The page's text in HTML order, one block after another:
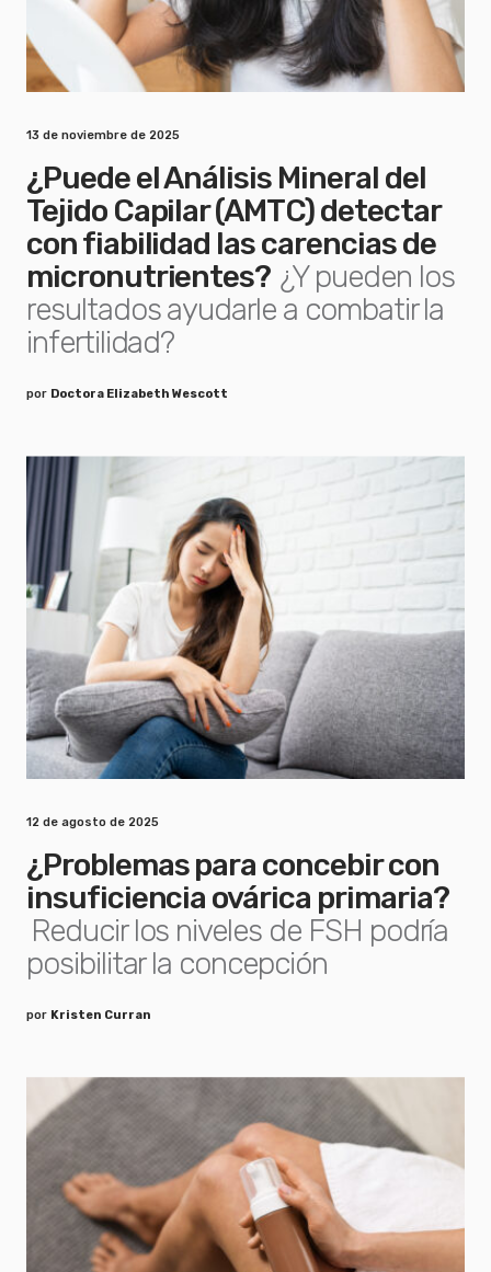
13 de noviembre de 2025
¿Puede el Análisis Mineral del
Tejido Capilar (AMTC) detectar
con fiabilidad las carencias de
micronutrientes? ¿Y pueden los
resultados ayudarle a combatir la
infertilidad?
por Doctora Elizabeth Wescott
12 de agosto de 2025
¿Problemas para concebir con
insuficiencia ovárica primaria?
Reducir los niveles de FSH podría
posibilitar la concepción
por Kristen Curran